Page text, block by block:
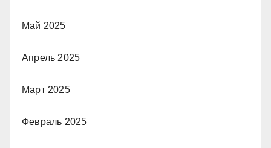
Май 2025
Апрель 2025
Март 2025
Февраль 2025